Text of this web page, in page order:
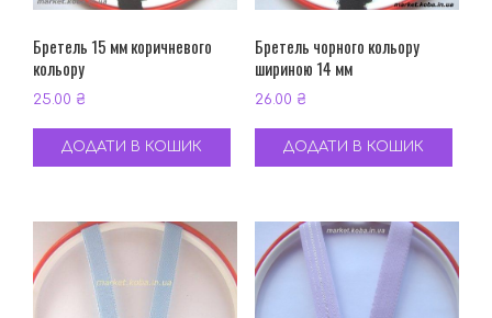
Бретель 15 мм коричневого
кольору
25.00 ₴
ДОДАТИ В КОШИК
Бретель чорного кольору
шириною 14 мм
26.00 ₴
ДОДАТИ В КОШИК